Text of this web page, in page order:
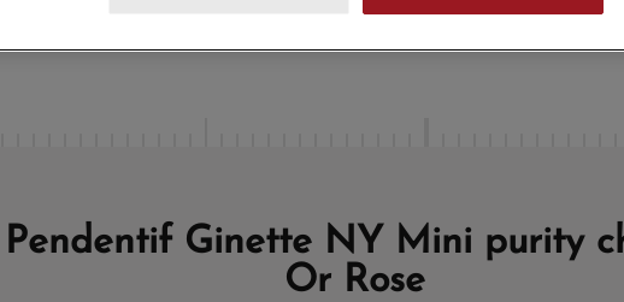
programme de fidélité.
Pendentif Ginette NY Mini purity
Or Rose